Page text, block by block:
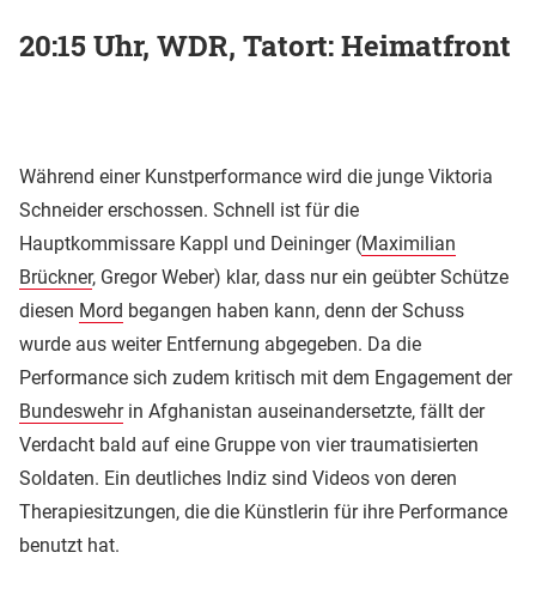
20:15 Uhr, WDR, Tatort: Heimatfront
Während einer Kunstperformance wird die junge Viktoria
Schneider erschossen. Schnell ist für die
Hauptkommissare Kappl und Deininger (Maximilian
Brückner, Gregor Weber) klar, dass nur ein geübter Schütze
diesen Mord begangen haben kann, denn der Schuss
wurde aus weiter Entfernung abgegeben. Da die
Performance sich zudem kritisch mit dem Engagement der
Bundeswehrin Afghanistan auseinandersetzte, fällt der
Verdacht bald auf eine Gruppe von vier traumatisierten
Soldaten. Ein deutliches Indiz sind Videos von deren
Therapiesitzungen, die die Künstlerin für ihre Performance
benutzt hat.